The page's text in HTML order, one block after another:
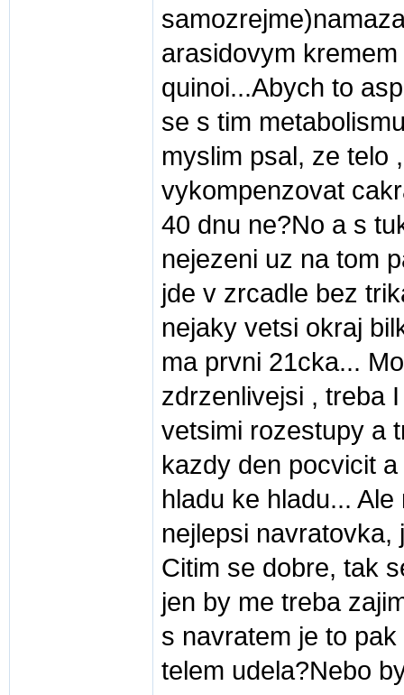
arasidovym
quinoi...Abych to
se s tim
myslim psal, ze telo
vykompenzovat
40 dnu ne?No a s
nejezeni uz na tom
jde v zrcadle bez
nejaky vetsi okraj
ma prvni 21cka...
zdrzenlivejsi , treba
vetsimi rozestupy a
kazdy den pocvicit
hladu ke hladu...
nejlepsi
Citim se dobre, tak
jen by me treba
s navratem je to
telem udela?Nebo